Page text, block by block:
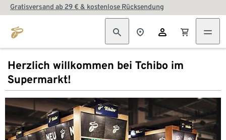
Gratisversand ab 29 € & kostenlose Rücksendung
Herzlich willkommen bei Tchibo im
Supermarkt!